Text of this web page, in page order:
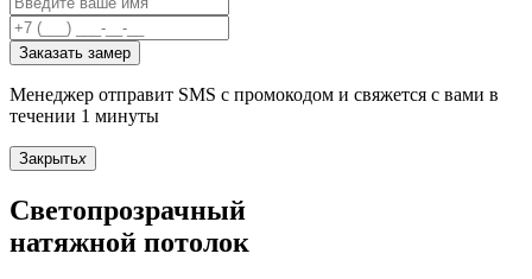
Заказать замер
Менеджер отправит SMS с промокодом и свяжется с вами в
течении 1 минуты
Закрытьx
Светопрозрачный
натяжной потолок